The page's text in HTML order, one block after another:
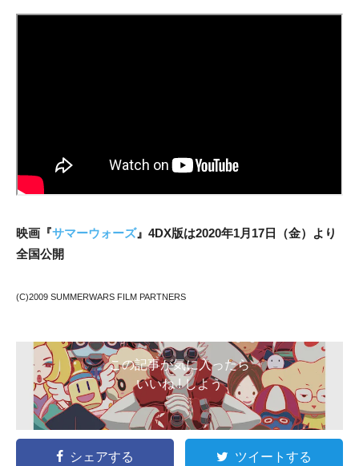
映画『サマーウォーズ』4DX版は2020年1月17日（金）より
全国公開
(C)2009 SUMMERWARS FILM PARTNERS
この記事が気に入ったら
いいね ! しよう
シェアする ツイートする